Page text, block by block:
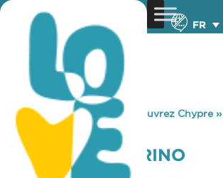
FR
You are here: Home »Découvrez Chypre»
YUMMY MANDARINO
YUMMY MANDARINO